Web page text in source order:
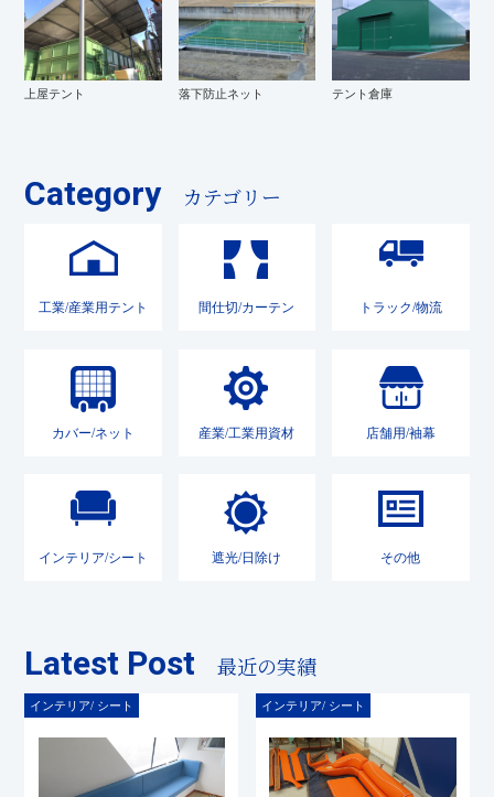
上屋テント 落下防止ネット テント倉庫
Category カテゴリー
工業/産業用テント 間仕切/カーテン トラック/物流
カバー/ネット 産業/工業用資材 店舗用/袖幕
インテリア/シート 遮光/日除け その他
Latest Post 最近の実績
インテリア/ シート インテリア/ シート